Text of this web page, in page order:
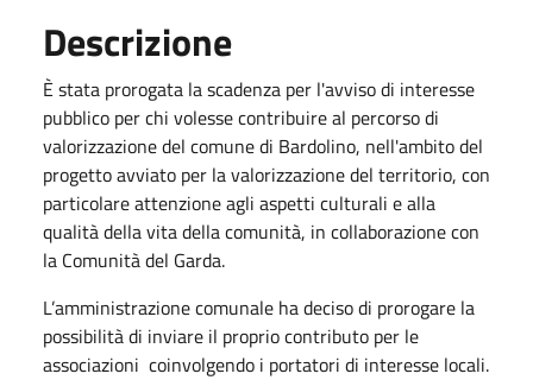
Descrizione
È stata prorogata la scadenza per l'avviso di interesse
pubblico per chi volesse contribuire al percorso di
valorizzazione del comune di Bardolino, nell'ambito del
progetto avviato per la valorizzazione del territorio, con
particolare attenzione agli aspetti culturali e alla
qualità della vita della comunità, in collaborazione con
la Comunità del Garda.
L’amministrazione comunale ha deciso di prorogare la
possibilità di inviare il proprio contributo per le
associazioni coinvolgendo i portatori di interesse locali.